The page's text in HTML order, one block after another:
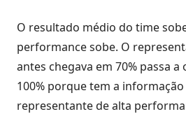
O resultado médio do time
performance sobe. O
antes chegava em 70% passa
100% porque tem a
representante de alta